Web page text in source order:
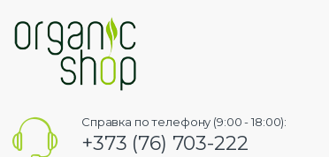
Справка по телефону (9:00 - 18:00):
+373 (76) 703-222